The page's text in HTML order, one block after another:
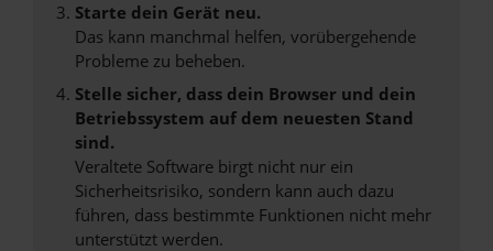
Starte dein Gerät neu.
Das kann manchmal helfen, vorübergehende
Probleme zu beheben.
Stelle sicher, dass dein Browser und dein
Betriebssystem auf dem neuesten Stand
sind.
Veraltete Software birgt nicht nur ein
Sicherheitsrisiko, sondern kann auch dazu
führen, dass bestimmte Funktionen nicht mehr
unterstützt werden.